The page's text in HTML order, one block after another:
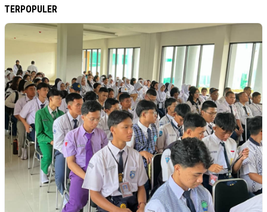
TERPOPULER